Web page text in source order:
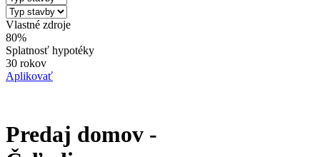
Vlastné zdroje
80%
Splatnosť hypotéky
30 rokov
Aplikovať
Predaj domov -